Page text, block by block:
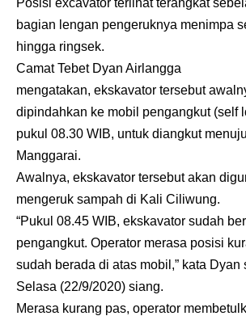
bagian lengan pengeruknya menimpa
hingga ringsek.
Camat Tebet Dyan Airlangga
mengatakan, ekskavator tersebut
dipindahkan ke mobil pengangkut (self
pukul 08.30 WIB, untuk diangkut
Manggarai.
Awalnya, ekskavator tersebut akan
mengeruk sampah di Kali Ciliwung.
“Pukul 08.45 WIB, ekskavator sudah
pengangkut. Operator merasa posisi
sudah berada di atas mobil,” kata Dyan
Selasa (22/9/2020) siang.
Merasa kurang pas, operator